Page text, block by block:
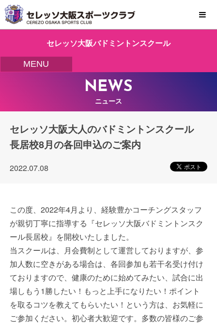
MENU
セレッソ大阪バドミントンスクール
MENU
NEWS
ニュース
セレッソ大阪大人のバドミントンスクール
長居校8月の各回申込のご案内
2022.07.08
この度、2022年4月より、経験豊かコーチングスタッフ
が親切丁寧に指導する『セレッソ大阪バドミントンスク
ール長居校』を開校いたしました。
当スクールは、月会費制として運営しておりますが、参
加人数に空きがある場合は、各回参加も若干名受け付け
ておりますので、健康のために始めてみたい、試合に出
場しもう1勝したい！もっと上手になりたい！ポイント
を取るコツを教えてもらいたい！という方は、お気軽に
ご参加ください。初心者大歓迎です。多数の皆様のご参